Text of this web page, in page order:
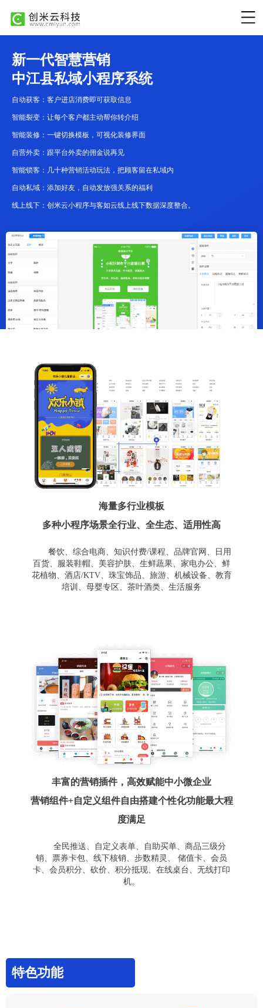
新一代智慧营销
中江县私域小程序系统
自动获客：客户进店消费即可获取信息
智能裂变：让每个客户都主动帮你转介绍
智能装修：一键切换模板，可视化装修界面
自营外卖：跟平台外卖的佣金说再见
智能锁客：几十种营销活动玩法，把顾客留在私域内
自动私域：添加好友，自动发放强关系的福利
线上线下：创米云小程序与客如云线上线下数据深度整合。
海量多行业模板
多种小程序场景全行业、全生态、适用性高
餐饮、综合电商、知识付费/课程、品牌官网、日用
百货、服装鞋帽、美容护肤、生鲜蔬果、家电办公、鲜
花植物、酒店/KTV、珠宝饰品、旅游、机械设备、教育
培训、母婴专区、茶叶酒类、生活服务
丰富的营销插件，高效赋能中小微企业
营销组件+自定义组件自由搭建个性化功能最大程
度满足
全民推送、自定义表单、自助买单、商品三级分
销、票券卡包、线下核销、步数精灵、 储值卡、会员
卡、会员积分、砍价、积分抵现、在线桌台、无线打印
机。
特色功能